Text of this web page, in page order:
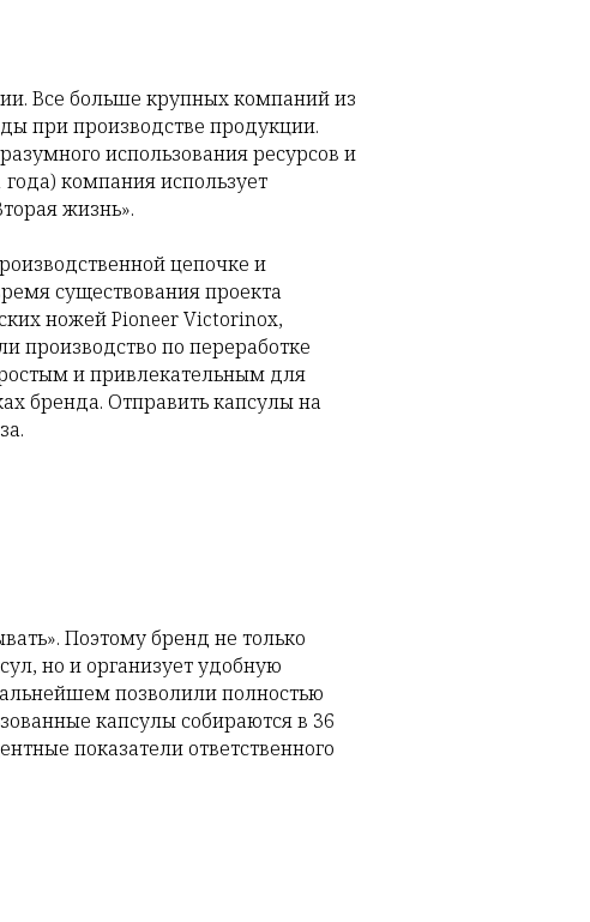
Все больше крупных компаний из
при производстве продукции.
использования ресурсов и
компания использует
жизнь».
цепочке и
существования проекта
ножей Pioneer Victorinox,
производство по переработке
и привлекательным для
бренда. Отправить капсулы на
Поэтому бренд не только
но и организует удобную
позволили полностью
капсулы собираются в 36
показатели ответственного